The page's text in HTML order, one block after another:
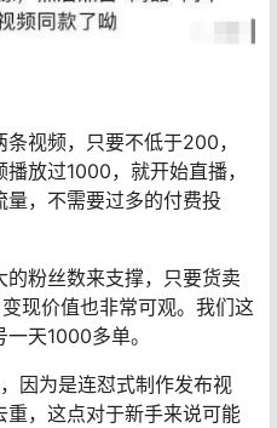
视频，只要不低于200，
放过1000，就开始直播，
，不需要过多的付费投
粉丝数来支撑，只要货卖
现价值也非常可观。我们这
天1000多单。
因为是连怼式制作发布视
，这点对于新手来说可能